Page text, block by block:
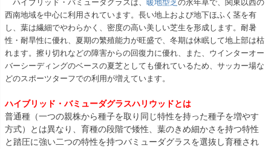
ハイブリッド・バミューダグラスは、 暖地型芝 の永年草で、関東以西の
西南地域を中心に利用されています。長い地上および地下ほふく茎を有
し、葉は繊細でやわらかく、密度の高い美しい芝生を形成します。耐暑
性・耐旱性に優れ、夏期の繁殖能力が旺盛で、冬期は休眠して地上部は枯
れます。擦り切れなどの障害からの回復力に優れ、また、ウインターオー
バーシーディングのベースの夏芝としても優れているため、サッカー場な
どのスポーツターフでの利用が増えています。
ハイブリッド・バミューダグラスハリウッドとは
普通種（一つの親株から種子を取り同じ特性を持った種子を増やす
方式）とは異なり、育種の段階で矮性、葉のきめ細かさを持つ特性
と踏圧に強い二つの特性を持つバミューダグラスを選抜し育種され